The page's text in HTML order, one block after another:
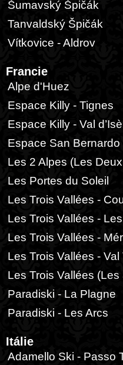
Šumavský Špičák
Tanvaldský Špičák
Vítkovice - Aldrov
Francie
Alpe d'Huez
Espace Killy - Tignes
Espace Killy - Val
Espace San Bernardo
Les 2 Alpes (Les
Les Portes du Soleil
Les Trois Vallées -
Les Trois Vallées -
Les Trois Vallées -
Les Trois Vallées -
Les Trois Vallées (Les
Paradiski - La Plagne
Paradiski - Les Arcs
Itálie
Adamello Ski - Passo